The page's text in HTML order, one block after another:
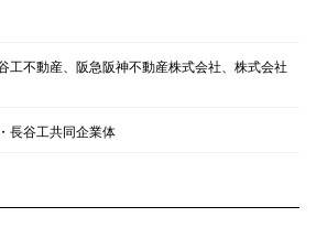
工不動産、阪急阪神不動産株式会社、株式会社
長谷工共同企業体